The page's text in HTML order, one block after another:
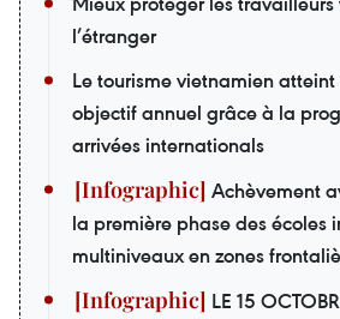
l’étranger
Le tourisme vietnamien
objectif annuel grâce à la
arrivées internationals
Achèvement
la première phase des écoles
multiniveaux en zones
LE 15